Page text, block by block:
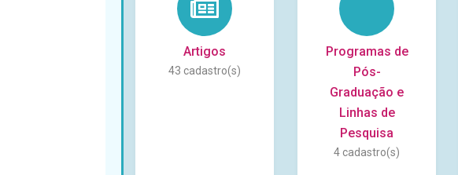
Artigos
43
Programas de
Pós-
Graduação e
Linhas de
Pesquisa
4